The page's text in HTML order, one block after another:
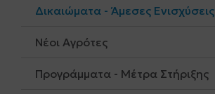
Δικαιώματα - Άμεσες Ενισχύσεις
Νέοι Αγρότες
Προγράμματα - Μέτρα Στήριξης